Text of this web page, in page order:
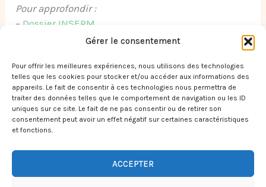
Gérer le consentement
Pour offrir les meilleures expériences, nous utilisons des technologies
telles que les cookies pour stocker et/ou accéder aux informations des
appareils. Le fait de consentir à ces technologies nous permettra de
traiter des données telles que le comportement de navigation ou les ID
uniques sur ce site. Le fait de ne pas consentir ou de retirer son
consentement peut avoir un effet négatif sur certaines caractéristiques
et fonctions.
ACCEPTER
Pour approfondir :
– Dossier INSERM
Reproduction et environnement, rapport
←Article précédent Article suivant
Copyright © 2026 Juliette Montier Naturopathe - Chi Nei Tsang |
The First Blossom